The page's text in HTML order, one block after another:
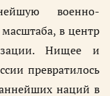
военно-
в центр
Нищее и
превратилось
наций в